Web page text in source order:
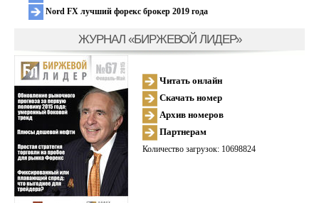
Nord FX лучший форекс брокер 2019 года
ЖУРНАЛ «БИРЖЕВОЙ ЛИДЕР»
Читать онлайн
Скачать номер
Архив номеров
Партнерам
Количество загрузок: 10698824